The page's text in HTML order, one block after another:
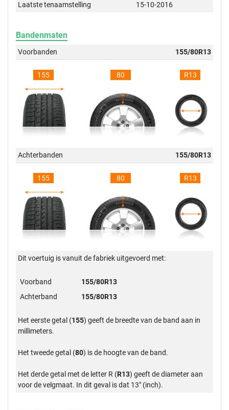
Laatste tenaamstelling
15-10-2016
Bandenmaten
Voorbanden 155/80R13
155 80 R13
Achterbanden 155/80R13
155 80 R13
Dit voertuig is vanuit de fabriek uitgevoerd met:
Voorband
155/80R13
Achterband
155/80R13
Het eerste getal (155) geeft de breedte van de band aan in
millimeters.
Het tweede getal (80) is de hoogte van de band.
Het derde getal met de letter R (R13) geeft de diameter aan
voor de velgmaat. In dit geval is dat 13" (inch).